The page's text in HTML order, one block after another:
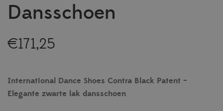
Dansschoen
€171,25
International Dance Shoes Contra Black Patent –
Elegante zwarte lak dansschoen